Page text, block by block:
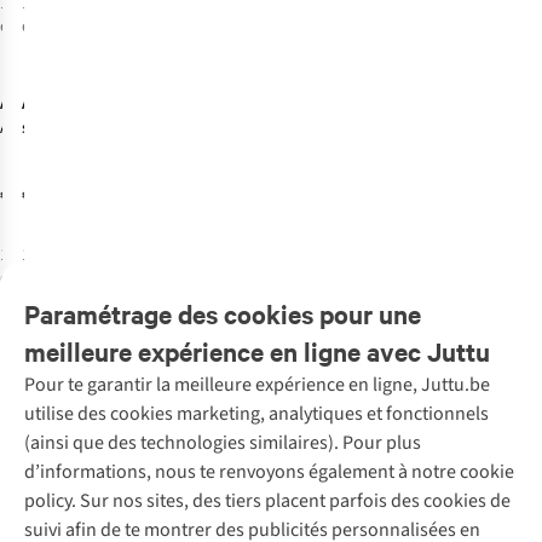
disponible
disponible
Anna+Nina
Accessoire
Washbag
€34,95
1
couleur
disponible
All the ways to
say
Flower Garden
€24,95
1
Paramétrage des cookies pour une
meilleure expérience en ligne avec Juttu
Pour te garantir la meilleure expérience en ligne, Juttu.be
utilise des cookies marketing, analytiques et fonctionnels
(ainsi que des technologies similaires). Pour plus
d’informations, nous te renvoyons également à notre cookie
policy. Sur nos sites, des tiers placent parfois des cookies de
suivi afin de te montrer des publicités personnalisées en
Service client
Questions fréquentes
Commander
Payer
Nos services
Vintage - ReJUsed